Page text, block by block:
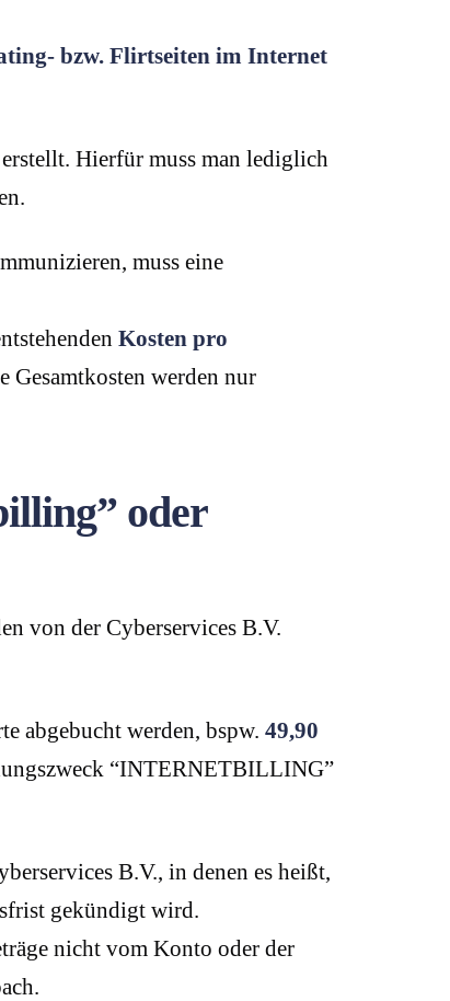
bzw. Flirtseiten im Internet
Hierfür muss man lediglich
muss eine
Kosten pro
Gesamtkosten werden nur
oder
von der Cyberservices B.V.
abgebucht werden, bspw. 49,90
“INTERNETBILLING”
B.V., in denen es heißt,
gekündigt wird.
nicht vom Konto oder der